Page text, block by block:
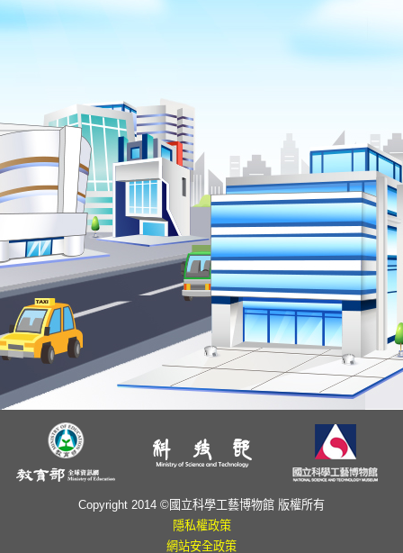
Copyright 2014 ©國立科學工藝博物館 版權所有
隱私權政策
網站安全政策